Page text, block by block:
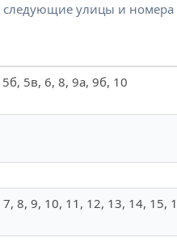
следующие улицы и
5в, 6, 8, 9а, 9б, 10
8, 9, 10, 11, 12, 13, 14, 15,